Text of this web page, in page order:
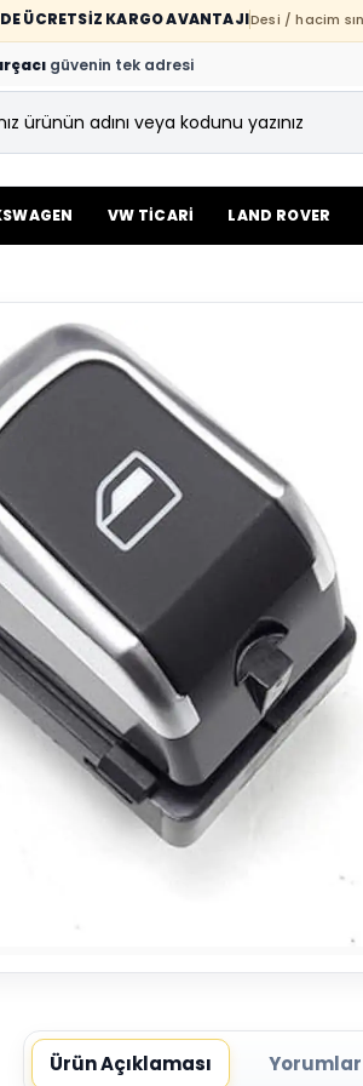
ÜCRETSİZ KARGO AVANTAJIDesi / hacim
güvenin tek adresi
VW TİCARİ LAND ROVER
Ürün Açıklaması Yorumlar